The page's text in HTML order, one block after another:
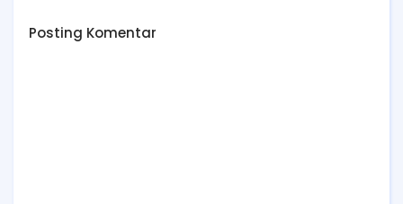
Posting Komentar